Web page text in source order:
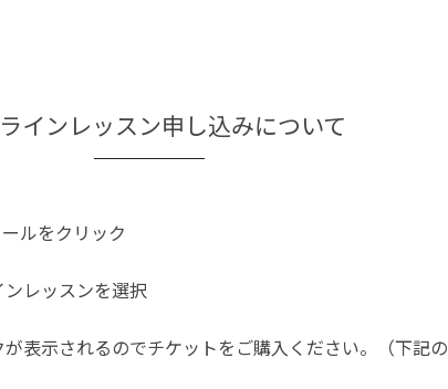
インレッスン申し込みについて
ルをクリック
レッスンを選択
表示されるのでチケットをご購入ください。（下記の